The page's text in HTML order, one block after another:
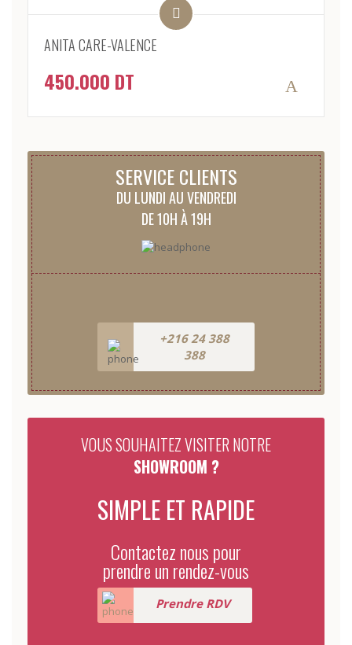
ANITA CARE-VALENCE
450.000 DT
SERVICE CLIENTS
DU LUNDI AU VENDREDI
DE 10H À 19H
+216 24 388
388
VOUS SOUHAITEZ VISITER NOTRE
SHOWROOM ?
SIMPLE ET RAPIDE
Contactez nous pour
prendre un rendez-vous
Prendre RDV